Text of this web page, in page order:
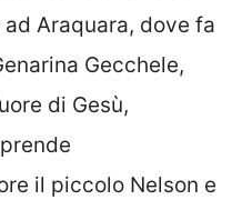
Araquara, dove fa
Gecchele,
di Gesù,
il piccolo Nelson e